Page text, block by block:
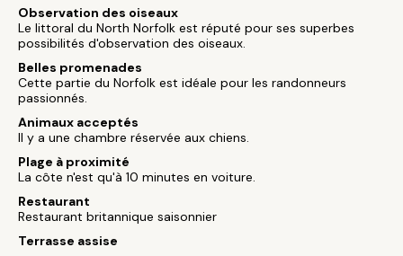
Observation des oiseaux
Le littoral du North Norfolk est réputé pour ses superbes
possibilités d'observation des oiseaux.
Belles promenades
Cette partie du Norfolk est idéale pour les randonneurs
passionnés.
Animaux acceptés
Il y a une chambre réservée aux chiens.
Plage à proximité
La côte n'est qu'à 10 minutes en voiture.
Restaurant
Restaurant britannique saisonnier
Terrasse assise